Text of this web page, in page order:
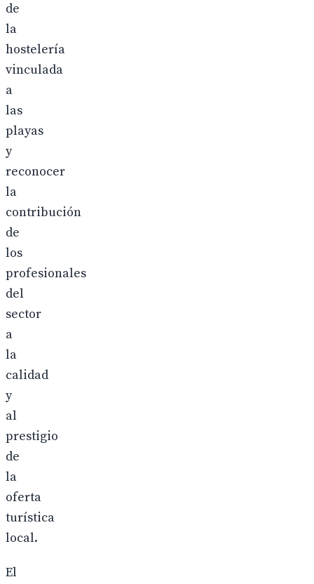
de
la
hostelería
vinculada
a
las
playas
y
reconocer
la
contribución
de
los
profesionales
del
sector
a
la
calidad
y
al
prestigio
de
la
oferta
turística
local.
El